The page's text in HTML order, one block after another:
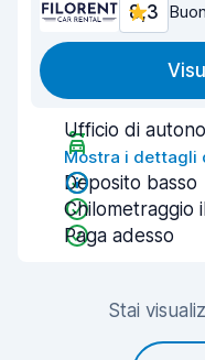
8,3
Ufficio di
Mostra i dettagli
Deposito basso
Chilometraggio
Paga adesso
Stai